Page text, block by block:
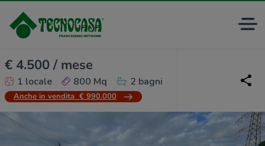
€ 4.500 / mese
1 locale 800 Mq 2 bagni
Anche in vendita € 990.000